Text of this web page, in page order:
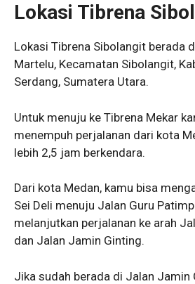
Lokasi Tibrena
Lokasi Tibrena Sibolangit berada
Martelu, Kecamatan Sibolangit,
Serdang, Sumatera Utara.
Untuk menuju ke Tibrena Mekar
menempuh perjalanan dari kota
lebih 2,5 jam berkendara.
Dari kota Medan, kamu bisa
Sei Deli menuju Jalan Guru
melanjutkan perjalanan ke arah
dan Jalan Jamin Ginting.
Jika sudah berada di Jalan Jamin